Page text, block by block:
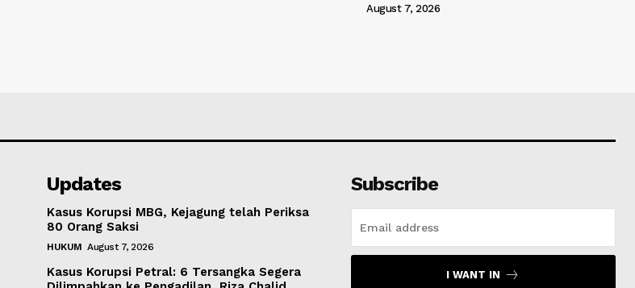
August 7, 2026
Updates
Kasus Korupsi MBG, Kejagung telah Periksa
80 Orang Saksi
HUKUM August 7, 2026
Kasus Korupsi Petral: 6 Tersangka Segera
Subscribe
I WANT IN